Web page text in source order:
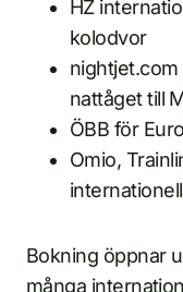
HŽ
kolodvor
nattåget till
ÖBB för
Omio,
Bokning öppnar
många